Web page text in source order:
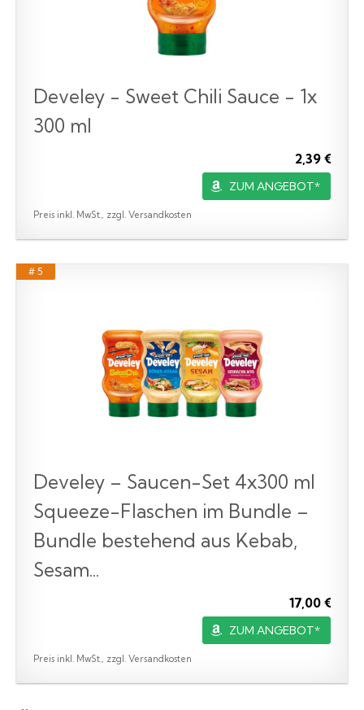
Develey - Sweet Chili Sauce - 1x
300 ml
2,39 €
ZUM ANGEBOT*
Preis inkl. MwSt., zzgl. Versandkosten
# 5
Develey – Saucen-Set 4x300 ml
Squeeze-Flaschen im Bundle –
Bundle bestehend aus Kebab,
Sesam...
17,00 €
ZUM ANGEBOT*
Preis inkl. MwSt., zzgl. Versandkosten